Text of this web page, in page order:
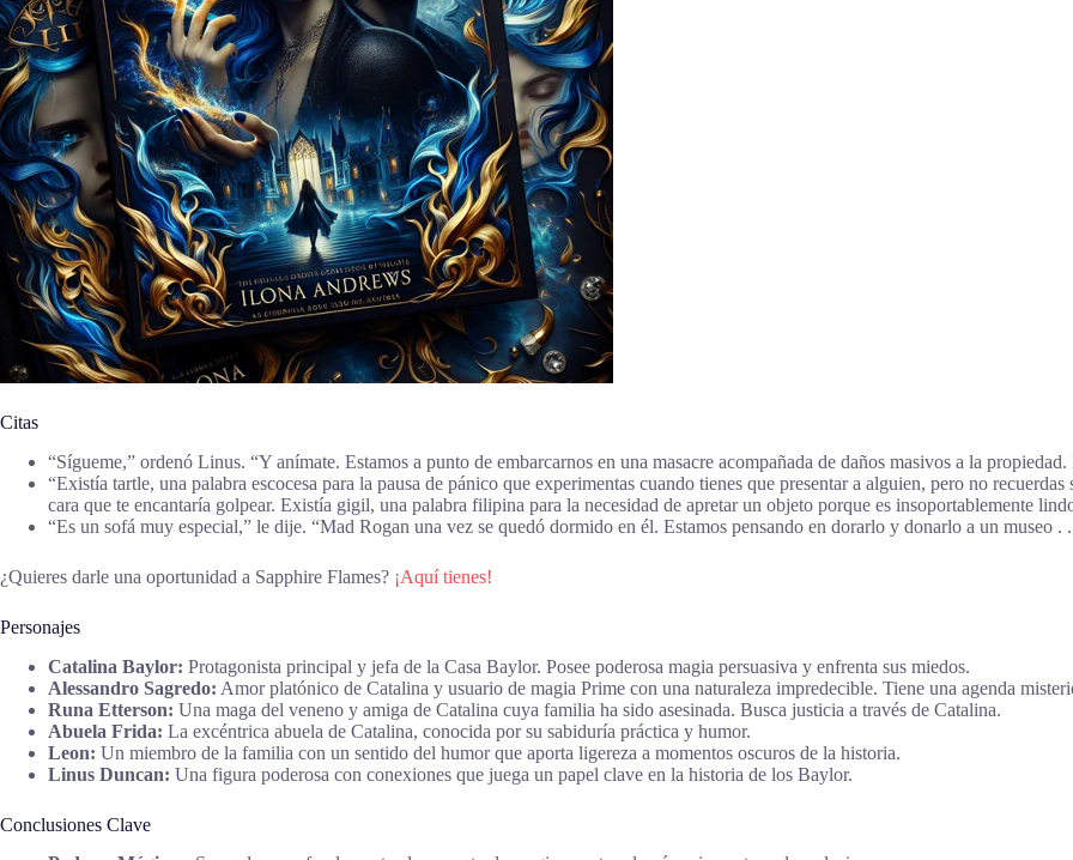
Citas
“Sígueme,” ordenó Linus. “Y anímate. Estamos a punto de embarcarnos en una masacre acompañada de daños masivos a la
“Existía tartle, una palabra escocesa para la pausa de pánico que experimentas cuando tienes que presentar a alguien, pero no
cara que te encantaría golpear. Existía gigil, una palabra filipina para la necesidad de apretar un objeto porque es insoportablemente
“Es un sofá muy especial,” le dije. “Mad Rogan una vez se quedó dormido en él. Estamos pensando en dorarlo y donarlo a un
¿Quieres darle una oportunidad a Sapphire Flames? ¡Aquí tienes!
Personajes
Catalina Baylor: Protagonista principal y jefa de la Casa Baylor. Posee poderosa magia persuasiva y enfrenta sus miedos.
Alessandro Sagredo: Amor platónico de Catalina y usuario de magia Prime con una naturaleza impredecible. Tiene una agenda
Runa Etterson: Una maga del veneno y amiga de Catalina cuya familia ha sido asesinada. Busca justicia a través de Catalina.
Abuela Frida: La excéntrica abuela de Catalina, conocida por su sabiduría práctica y humor.
Leon: Un miembro de la familia con un sentido del humor que aporta ligereza a momentos oscuros de la historia.
Linus Duncan: Una figura poderosa con conexiones que juega un papel clave en la historia de los Baylor.
Conclusiones Clave